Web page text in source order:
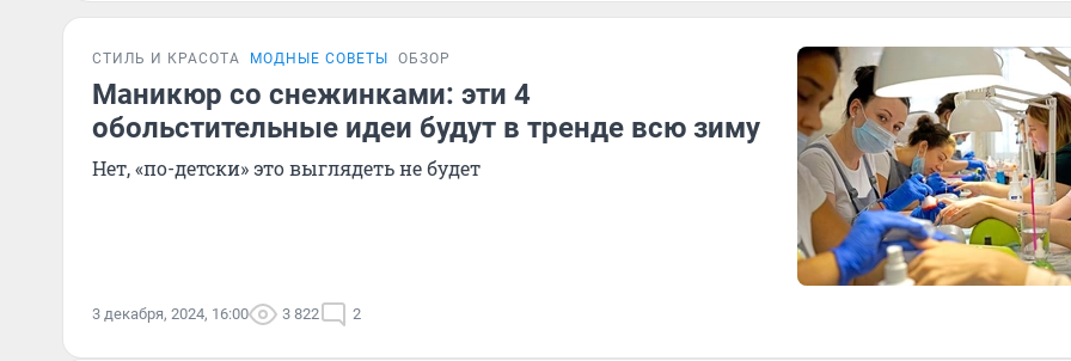
СТИЛЬ И КРАСОТА МОДНЫЕ СОВЕТЫ ОБЗОР
Маникюр со снежинками: эти 4
обольстительные идеи будут в тренде всю зиму
Нет, «по-детски» это выглядеть не будет
3 декабря, 2024, 16:00 3 822 2